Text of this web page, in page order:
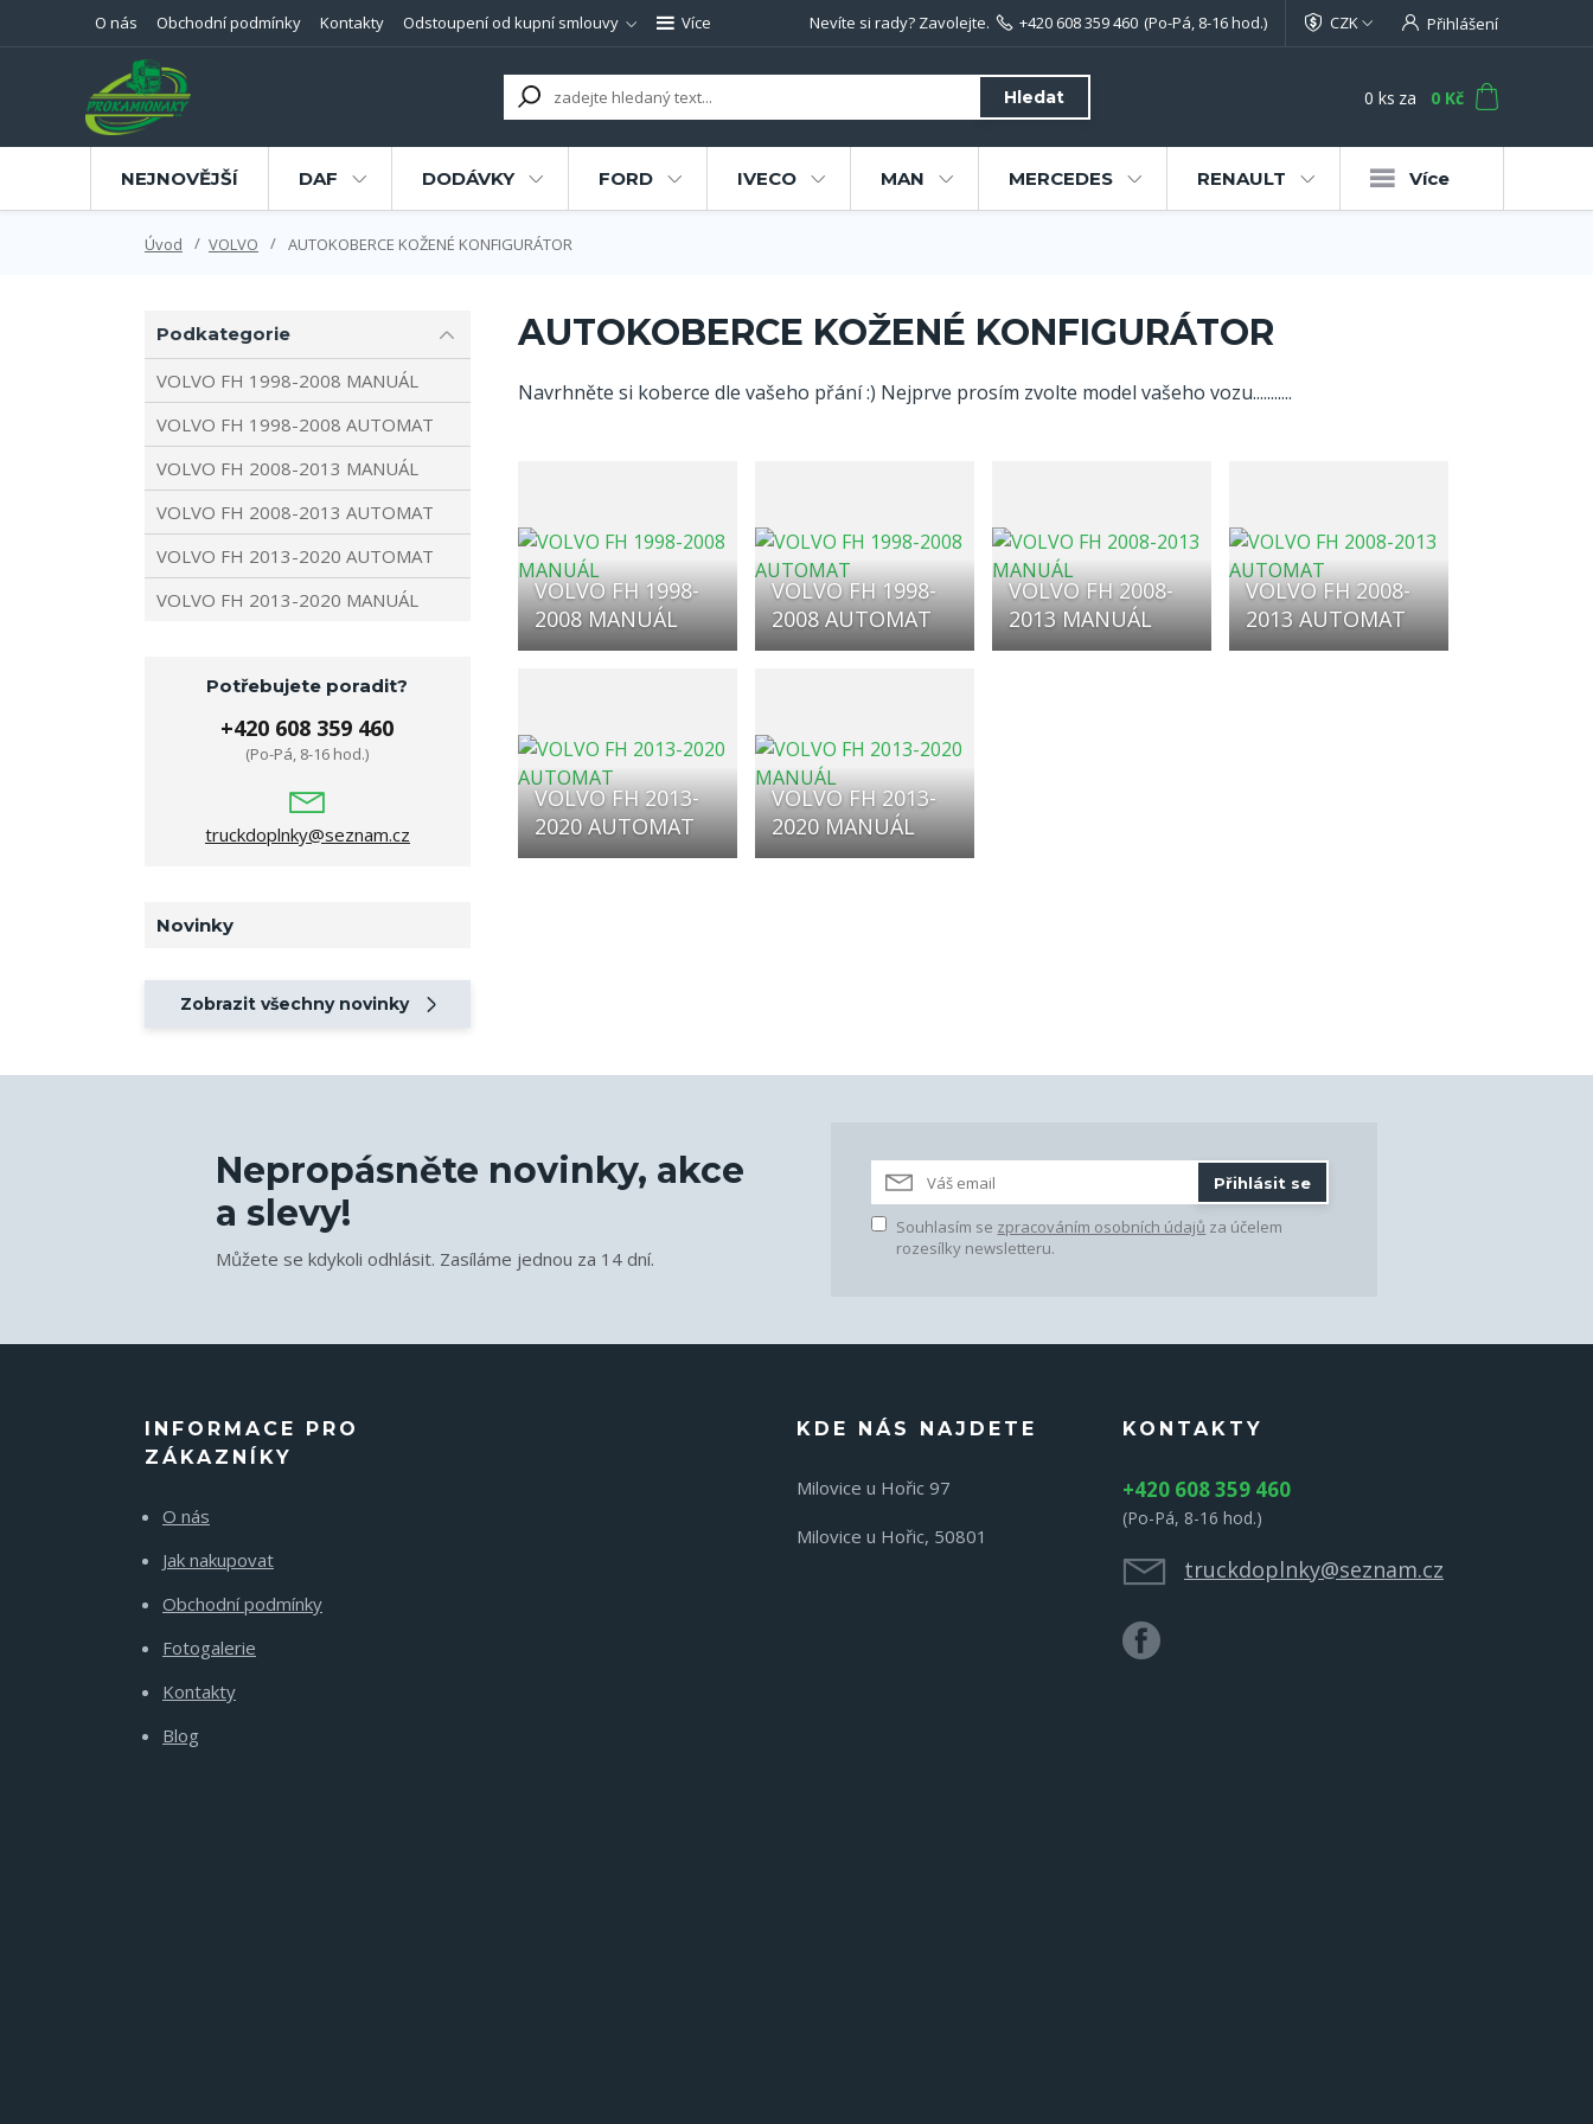
O nás Obchodní podmínky Kontakty Odstoupení od kupní smlouvy Více CZK Přihlášení
Hledat
Nevíte si rady? Zavolejte. +420 608 359 460 (Po-Pá, 8-16 hod.)
0 ks za 0 Kč
NEJNOVĚJŠÍ DAF DODÁVKY FORD IVECO MAN MERCEDES RENAULT Více
Úvod VOLVO AUTOKOBERCE KOŽENÉ KONFIGURÁTOR
AUTOKOBERCE KOŽENÉ KONFIGURÁTOR
Navrhněte si koberce dle vašeho přání :) Nejprve prosím zvolte model vašeho vozu...........
VOLVO FH 1998-
2008 MANUÁL
VOLVO FH 1998-
2008 AUTOMAT
VOLVO FH 2008-
2013 MANUÁL
VOLVO FH 2008-
2013 AUTOMAT
VOLVO FH 2013-
2020 AUTOMAT
VOLVO FH 2013-
2020 MANUÁL
Podkategorie
VOLVO FH 1998-2008 MANUÁL
VOLVO FH 1998-2008 AUTOMAT
VOLVO FH 2008-2013 MANUÁL
VOLVO FH 2008-2013 AUTOMAT
VOLVO FH 2013-2020 AUTOMAT
VOLVO FH 2013-2020 MANUÁL
Potřebujete poradit?
+420 608 359 460
(Po-Pá, 8-16 hod.)
truckdoplnky@seznam.cz
Novinky
Zobrazit všechny novinky
Nepropásněte novinky, akce
a slevy!
Můžete se kdykoli odhlásit. Zasíláme jednou za 14 dní.
Přihlásit se
Souhlasím se zpracováním osobních údajů za účelem
rozesílky newsletteru.
INFORMACE PRO
ZÁKAZNÍKY
O nás
Jak nakupovat
Obchodní podmínky
Fotogalerie
Kontakty
Blog
KDE NÁS NAJDETE
Milovice u Hořic 97
Milovice u Hořic, 50801
KONTAKTY
+420 608 359 460
(Po-Pá, 8-16 hod.)
truckdoplnky@seznam.cz